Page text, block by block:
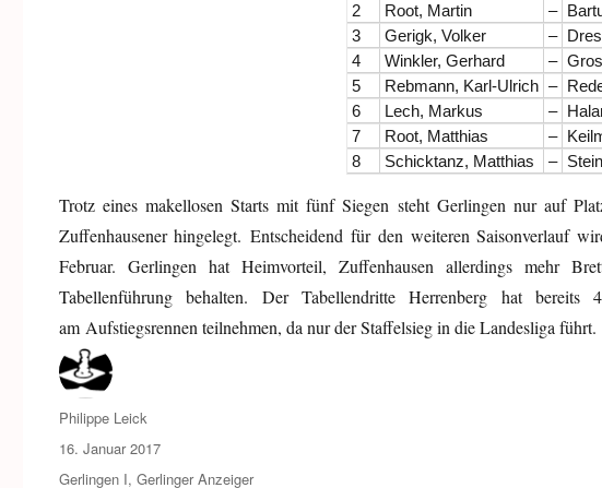
2
Root, Martin –
3
Gerigk, Volker –
4
Winkler, Gerhard –
5
Rebmann, Karl-Ulrich –
6
Lech, Markus –
7
Root, Matthias –
8
Schicktanz, Matthias –
Trotz eines makellosen Starts mit fünf Siegen steht Gerlingen nur auf
Zuffenhausener hingelegt. Entscheidend für den weiteren Saisonverlauf
Februar. Gerlingen hat Heimvorteil, Zuffenhausen allerdings mehr
Tabellenführung behalten. Der Tabellendritte Herrenberg hat
am Aufstiegsrennen teilnehmen, da nur der Staffelsieg in die Landesliga führt.
Autor
Philippe Leick
Veröffentlicht
am
16. Januar 2017
Kategorien
Gerlingen I, Gerlinger Anzeiger